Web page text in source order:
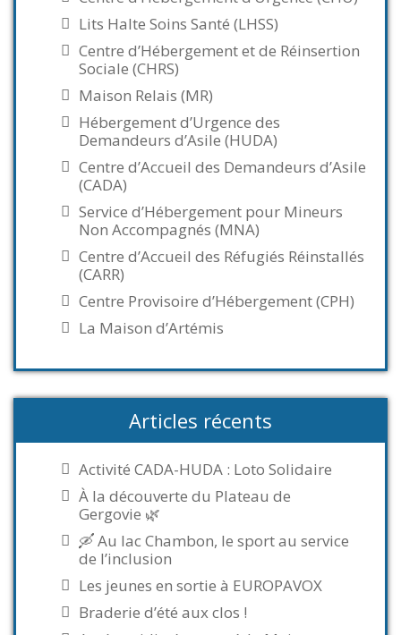
Lits Halte Soins Santé (LHSS)
Centre d’Hébergement et de Réinsertion
Sociale (CHRS)
Maison Relais (MR)
Hébergement d’Urgence des
Demandeurs d’Asile (HUDA)
Centre d’Accueil des Demandeurs d’Asile
(CADA)
Service d’Hébergement pour Mineurs
Non Accompagnés (MNA)
Centre d’Accueil des Réfugiés Réinstallés
(CARR)
Centre Provisoire d’Hébergement (CPH)
La Maison d’Artémis
Articles récents
Activité CADA-HUDA : Loto Solidaire
À la découverte du Plateau de
Gergovie 🌿
🛶 Au lac Chambon, le sport au service
de l’inclusion
Les jeunes en sortie à EUROPAVOX
Braderie d’été aux clos !